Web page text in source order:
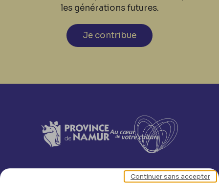
les générations futures.
Je contribue
Continuer sans accepter